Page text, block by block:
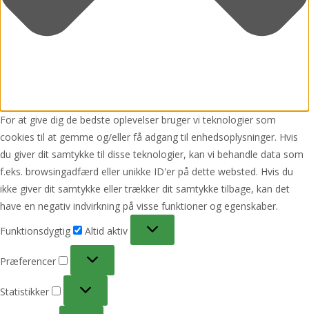
For at give dig de bedste oplevelser bruger vi teknologier som
cookies til at gemme og/eller få adgang til enhedsoplysninger. Hvis
du giver dit samtykke til disse teknologier, kan vi behandle data som
f.eks. browsingadfærd eller unikke ID'er på dette websted. Hvis du
ikke giver dit samtykke eller trækker dit samtykke tilbage, kan det
have en negativ indvirkning på visse funktioner og egenskaber.
Funktionsdygtig
Altid aktiv
Præferencer
Statistikker